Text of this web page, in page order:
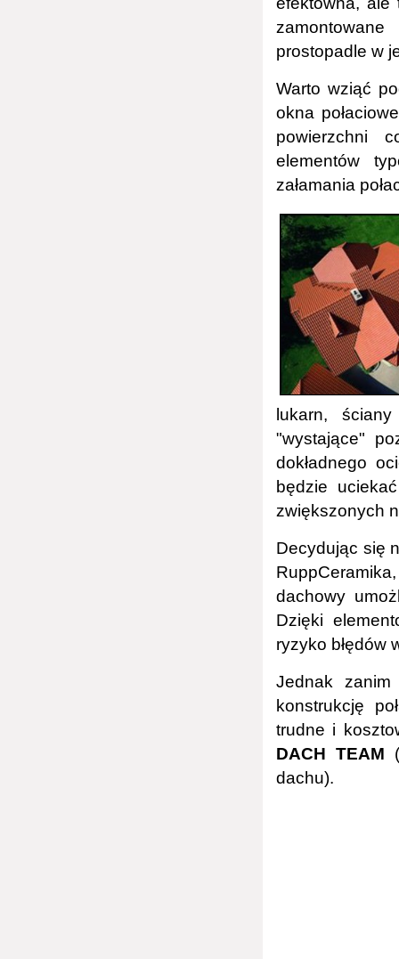
prostopadle w
Warto wziąć
okna
powierzchni
elementów
załamania
lukarn,
"wystające"
dokładnego
będzie
zwiększonych
Decydując się
dachowy
Dzięki
ryzyko błędów
Jednak
konstrukcję
trudne i
DACH TEAM
dachu).